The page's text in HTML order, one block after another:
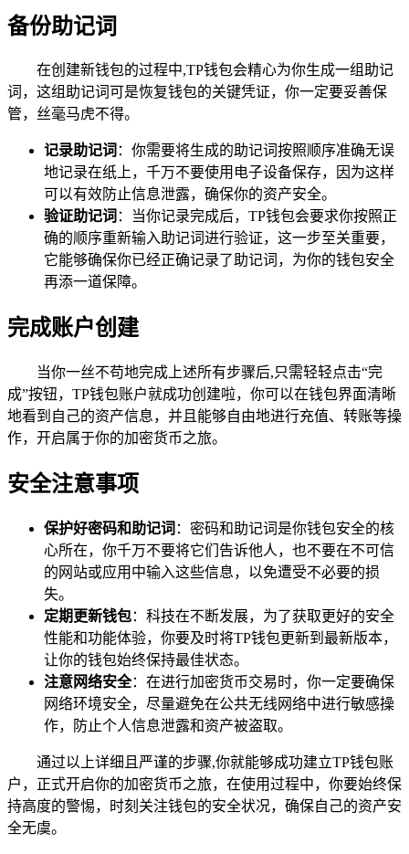
备份助记词
在创建新钱包的过程中,TP钱包会精心为你生成一组助记
词，这组助记词可是恢复钱包的关键凭证，你一定要妥善保
管，丝毫马虎不得。
记录助记词 ：你需要将生成的助记词按照顺序准确无误
地记录在纸上，千万不要使用电子设备保存，因为这样
可以有效防止信息泄露，确保你的资产安全。
验证助记词 ：当你记录完成后，TP钱包会要求你按照正
确的顺序重新输入助记词进行验证，这一步至关重要，
它能够确保你已经正确记录了助记词，为你的钱包安全
再添一道保障。
完成账户创建
当你一丝不苟地完成上述所有步骤后,只需轻轻点击“完
成”按钮，TP钱包账户就成功创建啦，你可以在钱包界面清晰
地看到自己的资产信息，并且能够自由地进行充值、转账等操
作，开启属于你的加密货币之旅。
安全注意事项
保护好密码和助记词 ：密码和助记词是你钱包安全的核
心所在，你千万不要将它们告诉他人，也不要在不可信
的网站或应用中输入这些信息，以免遭受不必要的损
失。
定期更新钱包：科技在不断发展，为了获取更好的安全
性能和功能体验，你要及时将TP钱包更新到最新版本，
让你的钱包始终保持最佳状态。
注意网络安全：在进行加密货币交易时，你一定要确保
网络环境安全，尽量避免在公共无线网络中进行敏感操
作，防止个人信息泄露和资产被盗取。
通过以上详细且严谨的步骤,你就能够成功建立TP钱包账
户，正式开启你的加密货币之旅，在使用过程中，你要始终保
持高度的警惕，时刻关注钱包的安全状况，确保自己的资产安
全无虞。